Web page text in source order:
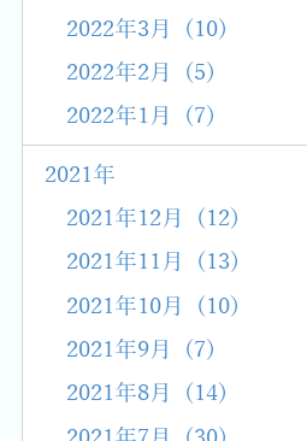
2022年3月 (10)
2022年2月 (5)
2022年1月 (7)
2021年
2021年12月 (12)
2021年11月 (13)
2021年10月 (10)
2021年9月 (7)
2021年8月 (14)